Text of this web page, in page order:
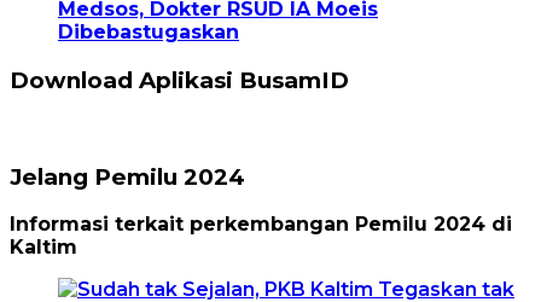
Medsos, Dokter RSUD IA Moeis
Dibebastugaskan
Download Aplikasi BusamID
Jelang Pemilu 2024
Informasi terkait perkembangan Pemilu 2024 di
Kaltim